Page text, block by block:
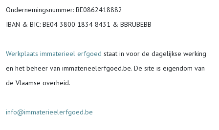
Ondernemingsnummer: BE0862418882
IBAN & BIC: BE04 3800 1834 8431 & BBRUBEBB
Werkplaats immaterieel erfgoed staat in voor de dagelijkse werking
en het beheer van immaterieelerfgoed.be. De site is eigendom van
de Vlaamse overheid.
info@immaterieelerfgoed.be